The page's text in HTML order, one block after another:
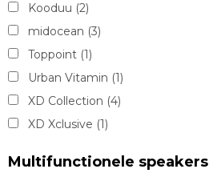
Kooduu (2)
midocean (3)
Toppoint (1)
Urban Vitamin (1)
XD Collection (4)
XD Xclusive (1)
Multifunctionele speakers